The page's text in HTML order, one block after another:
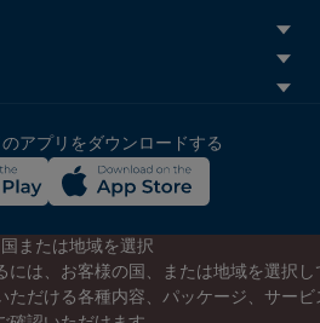
アプリをダウンロードする
レターに登録する
最新情報、スペシャルプロモーショ
国または地域を選択
には、お客様の国、または地域を選択し
ただける各種内容、パッケージ、サービ